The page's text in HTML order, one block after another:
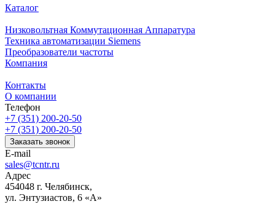
Каталог
Низковольтная Коммутационная Аппаратура
Техника автоматизации Siemens
Преобразователи частоты
Компания
Контакты
О компании
Телефон
+7 (351) 200-20-50
+7 (351) 200-20-50
Заказать звонок
E-mail
sales@tcntr.ru
Адрес
454048 г. Челябинск,
ул. Энтузиастов, 6 «А»